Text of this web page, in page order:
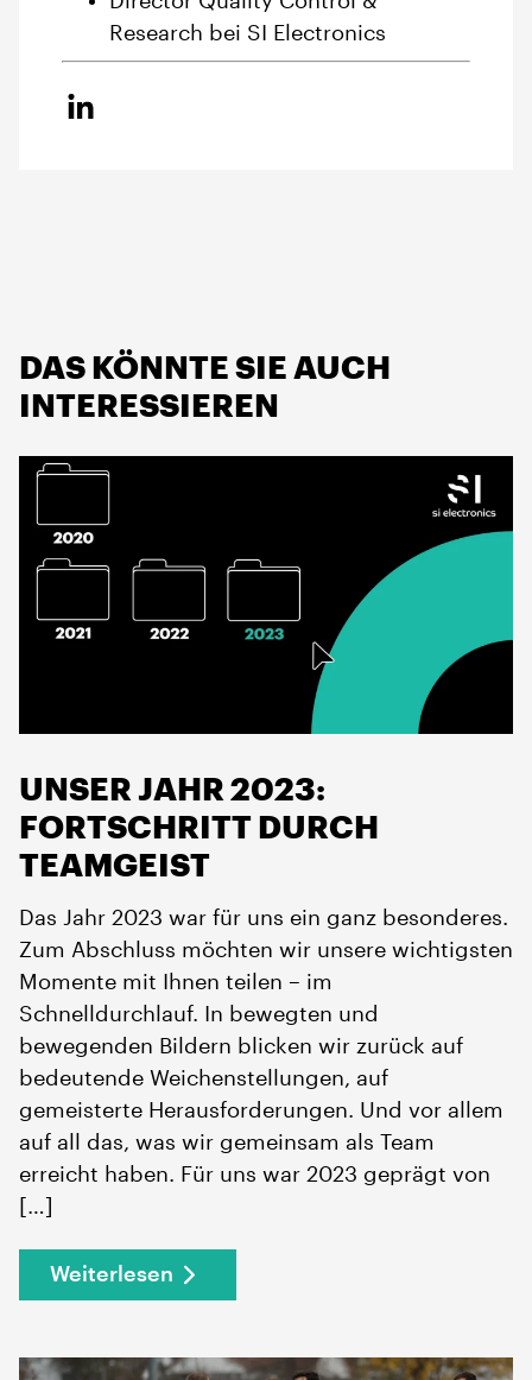
Research bei SI Electronics
DAS KÖNNTE SIE AUCH
INTERESSIEREN
UNSER JAHR 2023:
FORTSCHRITT DURCH
TEAMGEIST
Das Jahr 2023 war für uns ein ganz besonderes.
Zum Abschluss möchten wir unsere wichtigsten
Momente mit Ihnen teilen – im
Schnelldurchlauf. In bewegten und
bewegenden Bildern blicken wir zurück auf
bedeutende Weichenstellungen, auf
gemeisterte Herausforderungen. Und vor allem
auf all das, was wir gemeinsam als Team
erreicht haben. Für uns war 2023 geprägt von
[…]
Weiterlesen